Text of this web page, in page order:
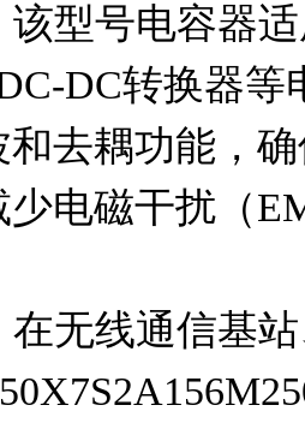
该型号电容器
DC-DC转换器
去耦功能，
电磁干扰（
在无线通信基